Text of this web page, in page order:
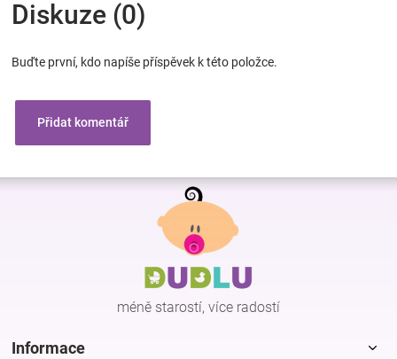
Diskuze (0)
Buďte první, kdo napíše příspěvek k této položce.
Přidat komentář
Z
méně starostí, více radostí
Informace